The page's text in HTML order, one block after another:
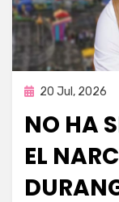
Publicada
20 Jul, 2026
NO HA
EL